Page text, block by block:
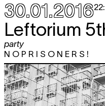
30.01.2016
Leftorium
party
N O P R I S O N E R S !